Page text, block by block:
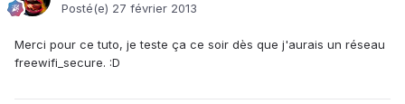
Posté(e) 27 février 2013
Merci pour ce tuto, je teste ça ce soir dès que j'aurais un réseau
freewifi_secure. :D